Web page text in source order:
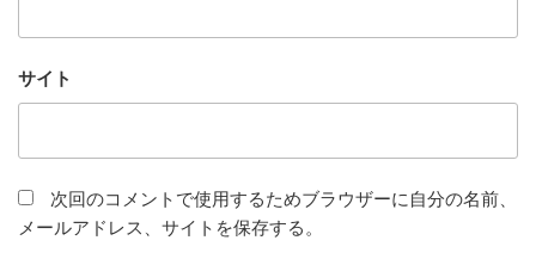
サイト
次回のコメントで使用するためブラウザーに自分の名前、
メールアドレス、サイトを保存する。